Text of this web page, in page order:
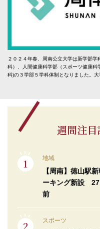
２０２４年春、周南公立大学は新学部
科）、人間健康科学部（スポーツ健康
科)の３学部５学科体制となりました。
週間注
地域
【周南】徳山駅
ーキング新設 27
前
スポーツ